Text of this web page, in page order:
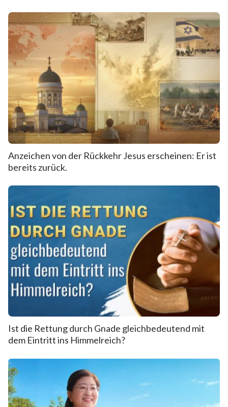
Anzeichen von der Rückkehr Jesus erscheinen: Er ist
bereits zurück.
Ist die Rettung durch Gnade gleichbedeutend mit
dem Eintritt ins Himmelreich?